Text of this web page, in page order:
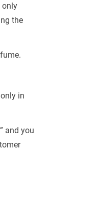
only
the
in
and you